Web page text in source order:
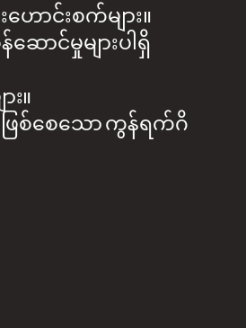
ောင်းစက်များ။
ောင်မှုများပါရှိ
း။
ဖြစ်စေသော ကွန်ရက်ဂိ